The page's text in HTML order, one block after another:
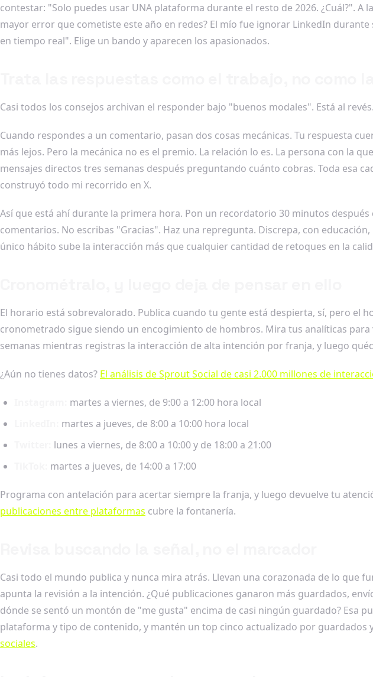
contestar: "Solo puedes usar UNA plataforma durante el resto de 2026. ¿Cuál?".
mayor error que cometiste este año en redes? El mío fue ignorar LinkedIn
en tiempo real". Elige un bando y aparecen los apasionados.
Casi todos los consejos archivan el responder bajo "buenos modales". Está al
Cuando respondes a un comentario, pasan dos cosas mecánicas. Tu respuesta
más lejos. Pero la mecánica no es el premio. La relación lo es. La persona con la
mensajes directos tres semanas después preguntando cuánto cobras. Toda esa
construyó todo mi recorrido en X.
Así que está ahí durante la primera hora. Pon un recordatorio 30 minutos
comentarios. No escribas "Gracias". Haz una repregunta. Discrepa, con
único hábito sube la interacción más que cualquier cantidad de retoques en la
El horario está sobrevalorado. Publica cuando tu gente está despierta, sí, pero
cronometrado sigue siendo un encogimiento de hombros. Mira tus analíticas
semanas mientras registras la interacción de alta intención por franja, y luego
¿Aún no tienes datos? El análisis de Sprout Social de casi 2.000 millones de
martes a viernes, de 9:00 a 12:00 hora local
martes a jueves, de 8:00 a 10:00 hora local
lunes a viernes, de 8:00 a 10:00 y de 18:00 a 21:00
martes a jueves, de 14:00 a 17:00
Programa con antelación para acertar siempre la franja, y luego devuelve tu
publicaciones entre plataformas cubre la fontanería.
Casi todo el mundo publica y nunca mira atrás. Llevan una corazonada de lo que
apunta la revisión a la intención. ¿Qué publicaciones ganaron más guardados,
dónde se sentó un montón de "me gusta" encima de casi ningún guardado? Esa
plataforma y tipo de contenido, y mantén un top cinco actualizado por
sociales.